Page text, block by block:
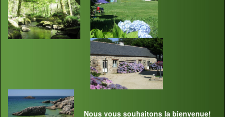
Nous vous souhaitons la bienvenue!